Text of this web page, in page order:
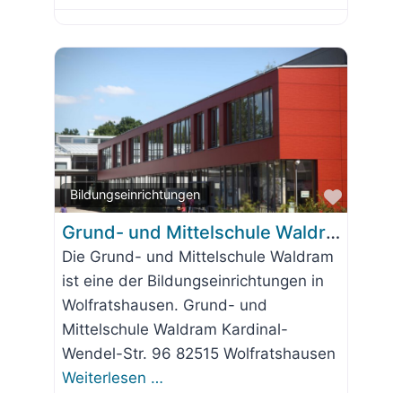
Bildungseinrichtungen
Favorit
Grund- und Mittelschule Waldram
Die Grund- und Mittelschule Waldram
ist eine der Bildungseinrichtungen in
Wolfratshausen. Grund- und
Mittelschule Waldram Kardinal-
Wendel-Str. 96 82515 Wolfratshausen
Weiterlesen …